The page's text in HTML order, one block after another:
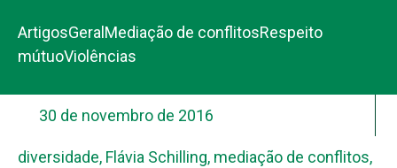
ArtigosGeral Mediação de conflitosRespeito
mútuoViolências
30 de novembro de 2016
diversidade, Flávia Schilling, mediação de conflitos,